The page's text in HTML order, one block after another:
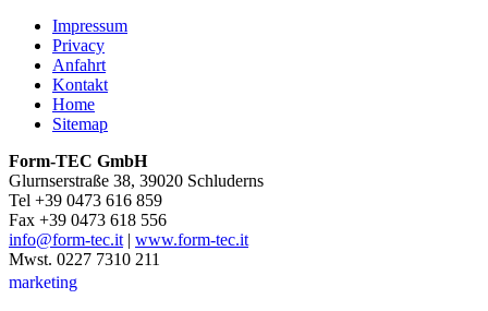
Impressum
Privacy
Anfahrt
Kontakt
Home
Sitemap
Form-TEC GmbH
Glurnserstraße 38, 39020 Schluderns
Tel +39 0473 616 859
Fax +39 0473 618 556
info@form-tec.it| www.form-tec.it
Mwst. 0227 7310 211
marketing